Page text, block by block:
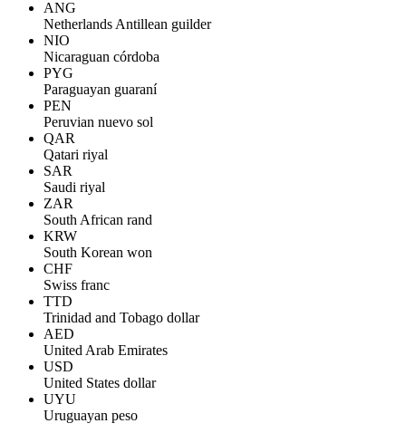
ANG
Netherlands Antillean guilder
NIO
Nicaraguan córdoba
PYG
Paraguayan guaraní
PEN
Peruvian nuevo sol
QAR
Qatari riyal
SAR
Saudi riyal
ZAR
South African rand
KRW
South Korean won
CHF
Swiss franc
TTD
Trinidad and Tobago dollar
AED
United Arab Emirates
USD
United States dollar
UYU
Uruguayan peso